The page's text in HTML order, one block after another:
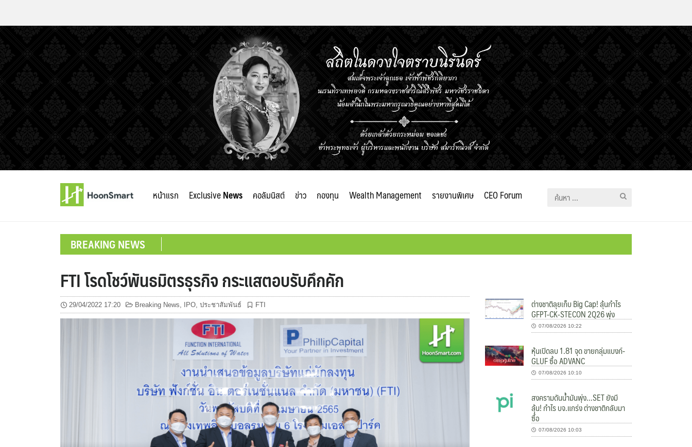
หน้าแรก ExclusiveNews คอลัมนิสต์ ข่าว กองทุน Wealth Management รายงานพิเศษ CEO Forum
ค้นหา
BREAKING NEWS
FTI โรดโชว์พันธมิตรธุรกิจ กระแสตอบรับคึกคัก
29/04/2022 17:20 Breaking News, IPO, ประชาสัมพันธ์ FTI ต่างชาติลุยเก็บ Big Cap! ลุ้นกำไร
GFPT-CK-STECON 2Q26 พุ่ง
07/08/2026 10:22
หุ้นเปิดลบ 1.81 จุด ขายกลุ่มแบงก์-
GLUF ซื้อ ADVANC
07/08/2026 10:10
สงครามดันน้ำมันพุ่ง…SET ยังมี
ลุ้น! กำไร บจ.แกร่ง ต่างชาติกลับมา
ซื้อ
07/08/2026 10:03